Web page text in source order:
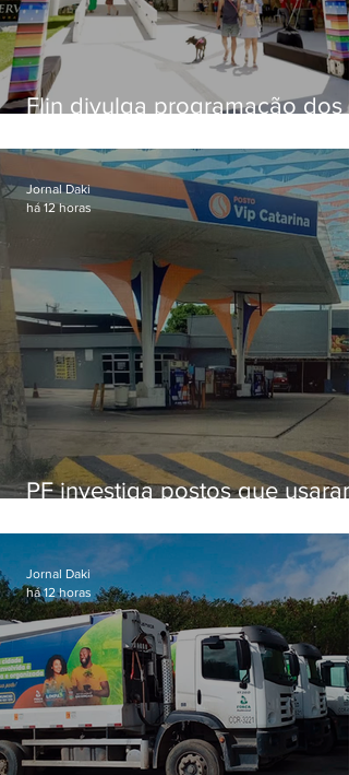
Flin divulga programação dos
começa na próxima quinta (13)
em Niterói
PF investiga postos que usaram
secretário morto em 2020
Jornal Daki
há 12 horas
Jornal Daki
há 12 horas